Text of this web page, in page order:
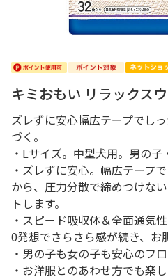
キミおもい リラックス
ズレずに安心幅広テープでし
づく。
・Lサイズ。中型犬用。男の子
・ズレずに安心。幅広テープ
から、圧力分散で締めつけな
トします。
・スピード吸収体＆全面通気
0発想でさらさら感が続き、お
・男の子も女の子も安心のフ
・お洋服とのあわせ方でも楽